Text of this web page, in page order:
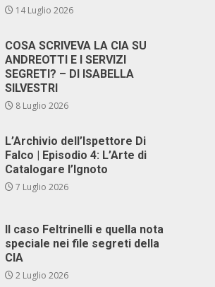
14 Luglio 2026
COSA SCRIVEVA LA CIA SU
ANDREOTTI E I SERVIZI
SEGRETI? – DI ISABELLA
SILVESTRI
8 Luglio 2026
L’Archivio dell’Ispettore Di
Falco | Episodio 4: L’Arte di
Catalogare l’Ignoto
7 Luglio 2026
Il caso Feltrinelli e quella nota
speciale nei file segreti della
CIA
2 Luglio 2026